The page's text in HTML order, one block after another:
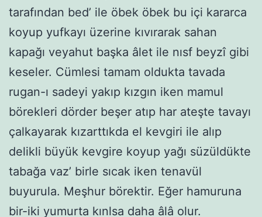
tarafından bed’ ile öbek öbek bu içi kararca
koyup yufkayı üzerine kıvırarak sahan
kapağı veyahut başka âlet ile nısf beyzî gibi
keseler. Cümlesi tamam oldukta tavada
rugan-ı sadeyi yakıp kızgın iken mamul
börekleri dörder beşer atıp har ateşte tavayı
çalkayarak kızarttıkda el kevgiri ile alıp
delikli büyük kevgire koyup yağı süzüldükte
tabağa vaz’ birle sıcak iken tenavül
buyurula. Meşhur börektir. Eğer hamuruna
bir-iki yumurta kınlsa daha âlâ olur.